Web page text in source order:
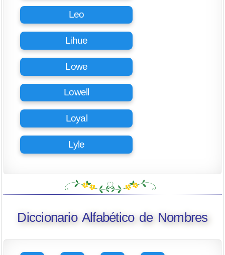
Leo
Lihue
Lowe
Lowell
Loyal
Lyle
Diccionario Alfabético de Nombres